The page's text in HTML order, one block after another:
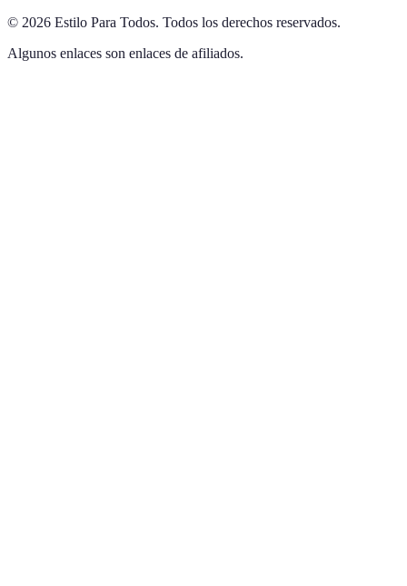
© 2026 Estilo Para Todos. Todos los derechos reservados.
Algunos enlaces son enlaces de afiliados.